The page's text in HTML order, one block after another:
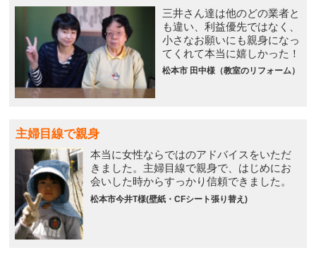
三井さん達は他のどの業者と
も違い、利益優先ではなく、
小さなお願いにも親身になっ
てくれて本当に嬉しかった！
松本市 田中様（教室のリフォーム）
主婦目線で親身
本当に女性ならではのアドバイスをいただ
きました。主婦目線で親身で、はじめにお
会いした時からすっかり信頼できました。
松本市今井T様(壁紙・CFシート張り替え)